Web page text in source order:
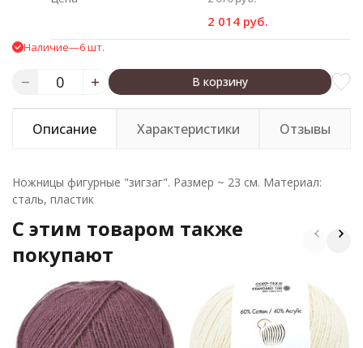
2 014 руб.
Наличие—6 шт.
В корзину
Описание Характеристики Отзывы
Ножницы фигурные "зигзаг". Размер ~ 23 см. Материал:
сталь, пластик
C этим товаром также
покупают